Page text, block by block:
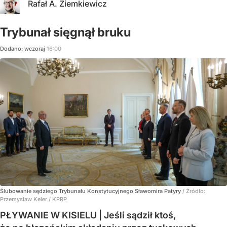
Rafał A. Ziemkiewicz
Trybunał sięgnął bruku
Dodano: wczoraj 16:00
Ślubowanie sędziego Trybunału Konstytucyjnego Sławomira Patyry / Źródło:
Przemysław Keler / KPRP
PŁYWANIE W KISIELU | Jeśli sądził ktoś,